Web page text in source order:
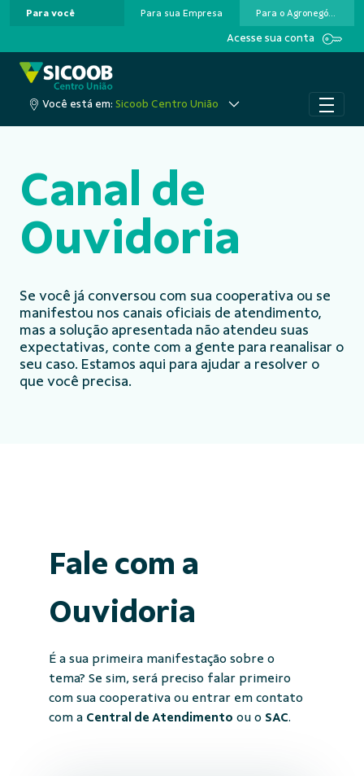
Pular para o Conteúdo principal
Para você Para sua Empresa Para o Agronegócio
Acesse sua conta
Você está em: Sicoob Centro União
Canal de
Ouvidoria
Se você já conversou com sua cooperativa ou se
manifestou nos canais oficiais de atendimento,
mas a solução apresentada não atendeu suas
expectativas, conte com a gente para reanalisar o
seu caso. Estamos aqui para ajudar a resolver o
que você precisa.
Fale com a
Ouvidoria
É a sua primeira manifestação sobre o
tema? Se sim, será preciso falar primeiro
com sua cooperativa ou entrar em contato
com a Central de Atendimento ou o SAC.